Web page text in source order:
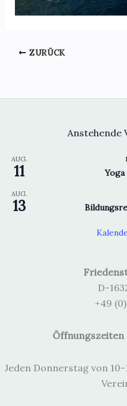
ZURÜCK
Anstehende
AUG.
11
AUG.
13
D-
+49
Öffnungszeiten
Jeden Donnerstag von